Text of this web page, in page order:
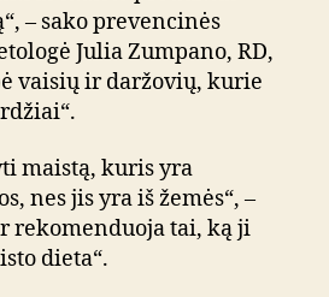
– sako prevencinės
Julia Zumpano, RD,
vaisių ir daržovių, kurie
maistą, kuris yra
nes jis yra iš žemės“, –
rekomenduoja tai, ką ji
dieta“.